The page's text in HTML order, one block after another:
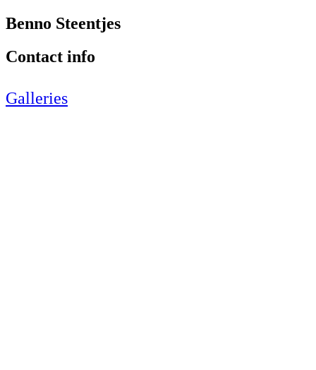
Benno Steentjes
Contact info
Galleries